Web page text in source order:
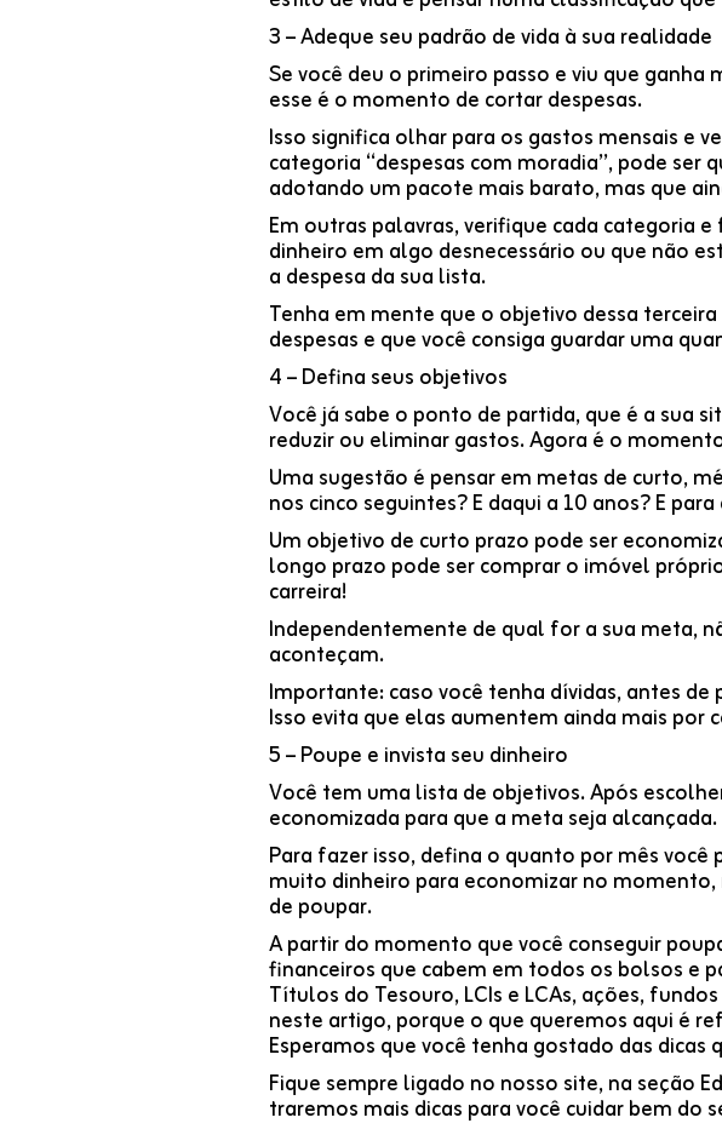
3 – Adeque seu padrão de vida à sua realidade
Se você deu o primeiro passo e viu que
esse é o momento de cortar despesas.
Isso significa olhar para os gastos mensais e
categoria “despesas com moradia”, pode ser
adotando um pacote mais barato, mas que
Em outras palavras, verifique cada categoria
dinheiro em algo desnecessário ou que não
a despesa da sua lista.
Tenha em mente que o objetivo dessa
despesas e que você consiga guardar uma
4 – Defina seus objetivos
Você já sabe o ponto de partida, que é a sua
reduzir ou eliminar gastos. Agora é o
Uma sugestão é pensar em metas de curto,
nos cinco seguintes? E daqui a 10 anos? E
Um objetivo de curto prazo pode ser
longo prazo pode ser comprar o imóvel
carreira!
Independentemente de qual for a sua meta,
aconteçam.
Importante: caso você tenha dívidas, antes
Isso evita que elas aumentem ainda mais por
5 – Poupe e invista seu dinheiro
Você tem uma lista de objetivos. Após
economizada para que a meta seja alcançada.
Para fazer isso, defina o quanto por mês
muito dinheiro para economizar no
de poupar.
A partir do momento que você conseguir
financeiros que cabem em todos os bolsos e
Títulos do Tesouro, LCIs e LCAs, ações,
neste artigo, porque o que queremos aqui é
Esperamos que você tenha gostado das dicas
Fique sempre ligado no nosso site, na seção
traremos mais dicas para você cuidar bem do